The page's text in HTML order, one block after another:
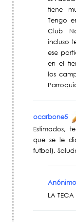
tiene
Tengo
Club
incluso
ese
en el
los
ocarbone5
Estimados,
que se le
futbol).
Anónimo
LA TECA